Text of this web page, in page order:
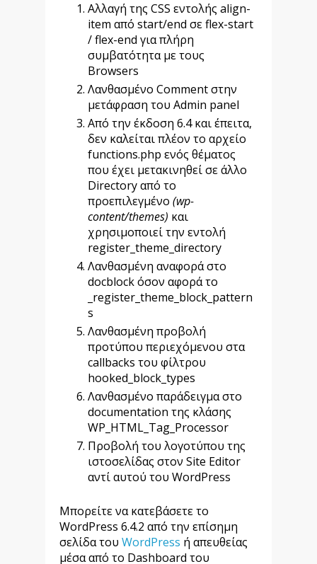
Αλλαγή της CSS εντολής align-
item από start/end σε flex-start
/ flex-end για πλήρη
συμβατότητα με τους
Browsers
Λανθασμένο Comment στην
μετάφραση του Admin panel
Από την έκδοση 6.4 και έπειτα,
δεν καλείται πλέον το αρχείο
functions.php ενός θέματος
που έχει μετακινηθεί σε άλλο
Directory από το
προεπιλεγμένο (wp-
content/themes) και
χρησιμοποιεί την εντολή
register_theme_directory
Λανθασμένη αναφορά στο
docblock όσον αφορά το
_register_theme_block_pattern
s
Λανθασμένη προβολή
προτύπου περιεχόμενου στα
callbacks του φίλτρου
hooked_block_types
Λανθασμένο παράδειγμα στο
documentation της κλάσης
WP_HTML_Tag_Processor
Προβολή του λογοτύπου της
ιστοσελίδας στον Site Editor
αντί αυτού του WordPress
Μπορείτε να κατεβάσετε το
WordPress 6.4.2 από την επίσημη
σελίδα του WordPress ή απευθείας
μέσα από το Dashboard του